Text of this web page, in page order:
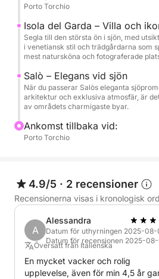
sjöstrand och raffinerade
historiska Gardone Riviera,
Italiani, och den fantastiska
hörn av paradiset med sin
beundra den unika skönheten
Under turen inkluderar vi också
dopp i sjöns kristallklara vatten,
att dyka ner och njuta av
vilket skapar den perfekta
upplevelse, perfekt för dig som
skönhet och en snabb smak av
underverk.
Porto Torchio
Isola del Garda – Villa och
Segla till den största ön i sjön, med
i venetiansk stil och trädgårdarna som
mest natursköna och fotograferade
Salò – Elegans vid sjön
När du passerar Salòs eleganta
arkitektur och exklusiva atmosfär, är
av områdets charmigaste byar.
Ankomst tillbaka vid:
Porto Torchio
4.9/5 · 2 recensioner
Recensionerna visas i kronologisk
A
Alessandra
Datum för uthyrningen 2025-08-
Datum för recensionen 2025-
Översatt från Italienska
En mycket vacker och rolig
upplevelse, även för min 4,5 år